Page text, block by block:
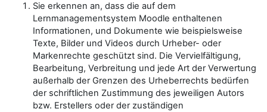
Sie erkennen an, dass die auf dem
Lernmanagementsystem Moodle enthaltenen
Informationen, und Dokumente wie beispielsweise
Texte, Bilder und Videos durch Urheber- oder
Markenrechte geschützt sind. Die Vervielfältigung,
Bearbeitung, Verbreitung und jede Art der Verwertung
außerhalb der Grenzen des Urheberrechts bedürfen
der schriftlichen Zustimmung des jeweiligen Autors
bzw. Erstellers oder der zuständigen